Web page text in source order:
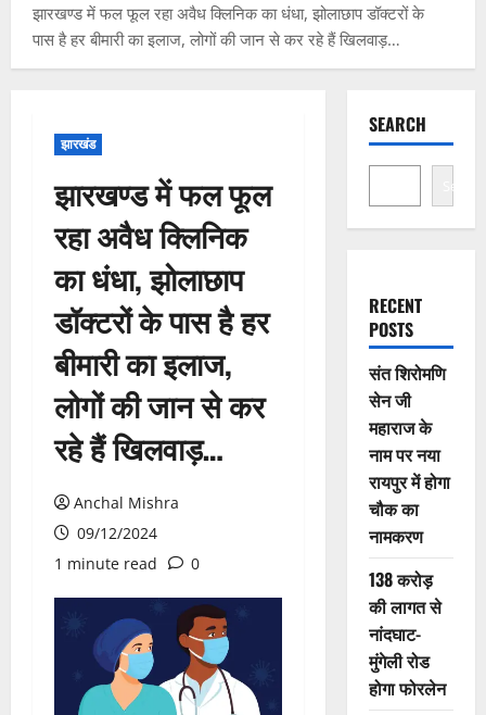
झारखण्ड में फल फूल रहा अवैध क्लिनिक का धंधा, झोलाछाप डॉक्टरों के
पास है हर बीमारी का इलाज, लोगों की जान से कर रहे हैं खिलवाड़…
झारखंड
झारखण्ड में फल फूल
रहा अवैध क्लिनिक
का धंधा, झोलाछाप
डॉक्टरों के पास है हर
बीमारी का इलाज,
लोगों की जान से कर
रहे हैं खिलवाड़…
Anchal Mishra
09/12/2024
1 minute read
0
SEARCH
Search
RECENT
POSTS
संत शिरोमणि
सेन जी
महाराज के
नाम पर नया
रायपुर में होगा
चौक का
नामकरण
138 करोड़
की लागत से
नांदघाट-
मुंगेली रोड
होगा फोरलेन